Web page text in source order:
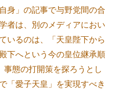
身」の記事で与野党間の合
者は、別のメディアにおい
いるのは、「天皇陛下から
下へという今の皇位継承順
事態の打開策を探ろうとし
「愛子天皇」を実現すべき